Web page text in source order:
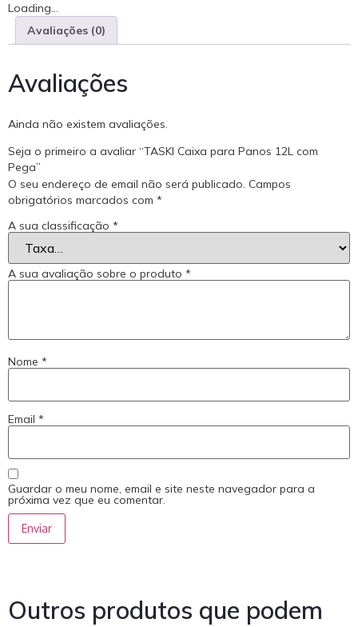
Loading...
Avaliações (0)
Avaliações
Ainda não existem avaliações.
Seja o primeiro a avaliar “TASKI Caixa para Panos 12L com
Pega”
O seu endereço de email não será publicado. Campos
obrigatórios marcados com *
A sua classificação *
A sua avaliação sobre o produto *
Nome *
Email *
Guardar o meu nome, email e site neste navegador para a
próxima vez que eu comentar.
Outros produtos que podem